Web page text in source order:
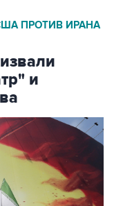
ПРОТИВ ИРАНА
и